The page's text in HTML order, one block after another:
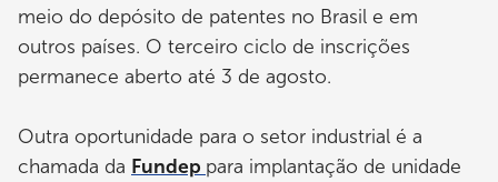
meio do depósito de patentes no Brasil e em
outros países. O terceiro ciclo de inscrições
permanece aberto até 3 de agosto.
Outra oportunidade para o setor industrial é a
chamada da Fundep para implantação de unidade